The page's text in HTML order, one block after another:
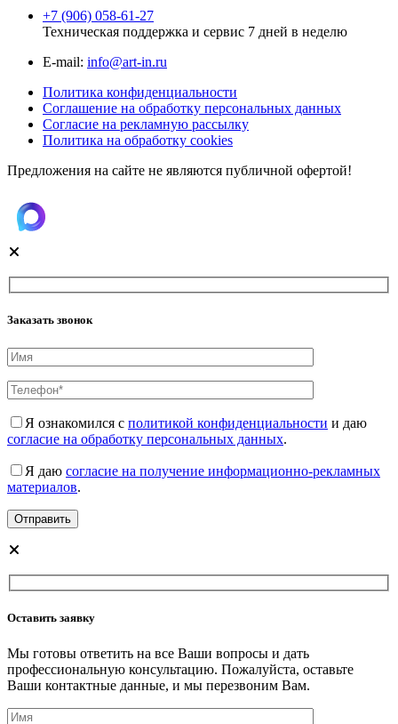
+7 (906) 058-61-27
Техническая поддержка и сервис 7 дней в неделю
Е-mail: info@art-in.ru
Политика конфиденциальности
Соглашение на обработку персональных данных
Согласие на рекламную рассылку
Политика на обработку cookies
Предложения на сайте не являются публичной офертой!
Заказать звонок
Я ознакомился с политикой конфиденциальности и даю
согласие на обработку персональных данных.
Я даю согласие на получение информационно-рекламных
материалов.
Оставить заявку
Мы готовы ответить на все Ваши вопросы и дать
профессиональную консультацию. Пожалуйста, оставьте
Ваши контактные данные, и мы перезвоним Вам.